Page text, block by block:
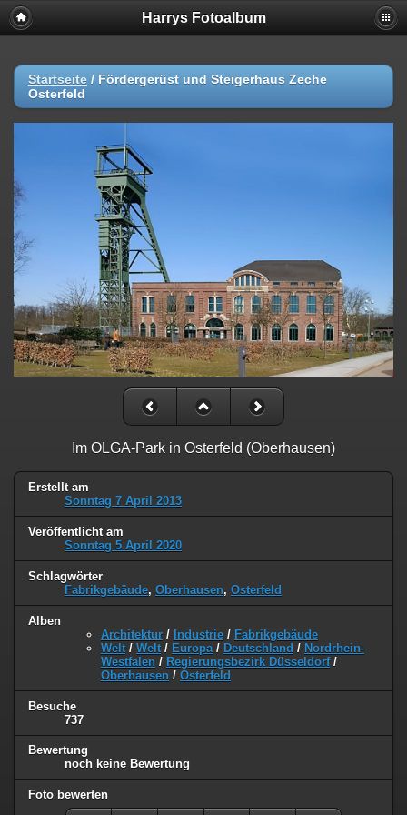
Harrys Fotoalbum
Startseite / Fördergerüst und Steigerhaus Zeche
Osterfeld
Im OLGA-Park in Osterfeld (Oberhausen)
Erstellt am
Sonntag 7 April 2013
Veröffentlicht am
Sonntag 5 April 2020
Schlagwörter
Fabrikgebäude, Oberhausen, Osterfeld
Alben
Architektur / Industrie / Fabrikgebäude
Welt / Welt / Europa / Deutschland / Nordrhein-
Westfalen / Regierungsbezirk Düsseldorf/
Oberhausen / Osterfeld
Besuche
737
Bewertung
noch keine Bewertung
Foto bewerten